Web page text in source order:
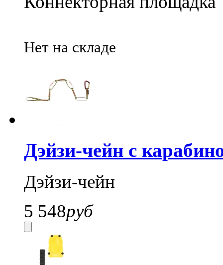
Нет на складе
Дэйзи-чейн c
Дэйзи-чейн
5 548руб